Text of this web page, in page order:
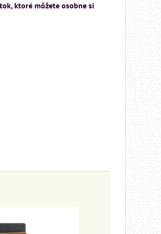
ktoré môžete osobne si